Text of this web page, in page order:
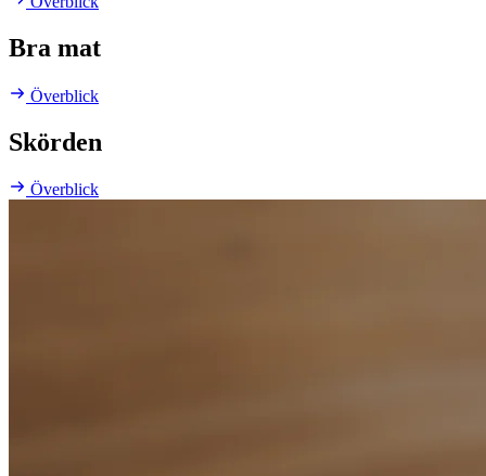
Bra mat
Överblick
Skörden
Överblick